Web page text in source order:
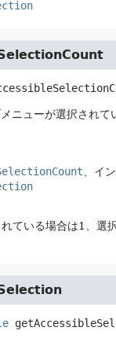
ニューが選択されて
、イ
ている場合は1、選